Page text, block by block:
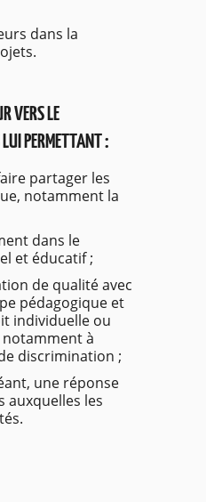
dans la
VERS LE
LUI PERMETTANT :
partager les
notamment la
dans le
et éducatif ;
de qualité avec
pédagogique et
individuelle ou
à
discrimination ;
une réponse
auxquelles les